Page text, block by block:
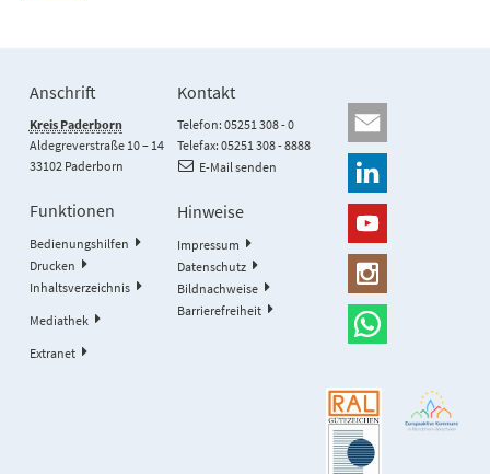
Anschrift
Kreis Paderborn
Aldegreverstraße 10 – 14
33102 Paderborn
Kontakt
Telefon: 05251 308 - 0
Telefax: 05251 308 - 8888
E-Mail senden
Funktionen
Bedienungshilfen
Drucken
Inhaltsverzeichnis
Mediathek
Extranet
Hinweise
Impressum
Datenschutz
Bildnachweise
Barrierefreiheit